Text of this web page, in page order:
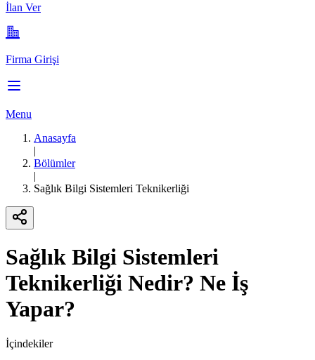
İlan Ver
Firma Girişi
Menu
Anasayfa
|
Bölümler
|
Sağlık Bilgi Sistemleri Teknikerliği
Sağlık Bilgi Sistemleri
Teknikerliği Nedir? Ne İş
Yapar?
İçindekiler